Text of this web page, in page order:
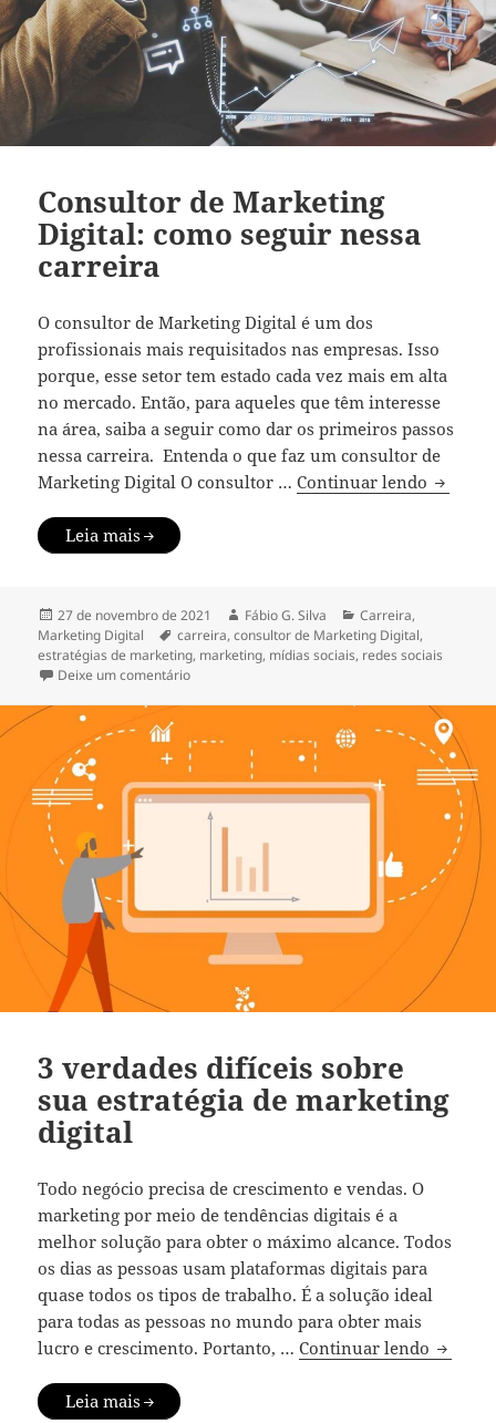
Consultor de Marketing
Digital: como seguir nessa
carreira
O consultor de Marketing Digital é um dos
profissionais mais requisitados nas empresas. Isso
porque, esse setor tem estado cada vez mais em alta
no mercado. Então, para aqueles que têm interesse
na área, saiba a seguir como dar os primeiros passos
nessa carreira. Entenda o que faz um consultor de
Marketing Digital O consultor …Continuar lendo
Leia mais
Publicado
em
27 de novembro de 2021 Autor
Fábio G. Silva Categorias
Carreira,
Marketing Digital
Tags
carreira,consultor de Marketing Digital,
estratégias de marketing, marketing, mídias sociais, redes sociais
Deixe um comentárioem Consultor de Marketing Digital: como seguir
3 verdades difíceis sobre
sua estratégia de marketing
digital
Todo negócio precisa de crescimento e vendas. O
marketing por meio de tendências digitais é a
melhor solução para obter o máximo alcance. Todos
os dias as pessoas usam plataformas digitais para
quase todos os tipos de trabalho. É a solução ideal
para todas as pessoas no mundo para obter mais
lucro e crescimento. Portanto, …Continuar lendo 3
Leia mais